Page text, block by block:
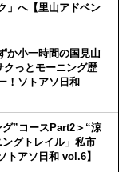
」へ【里山アドベン
か小一時間の国見山
クっとモーニング歴
！ソトアソ日和
”コースPart2＞“涼
グトレイル」私市
トアソ日和 vol.6】